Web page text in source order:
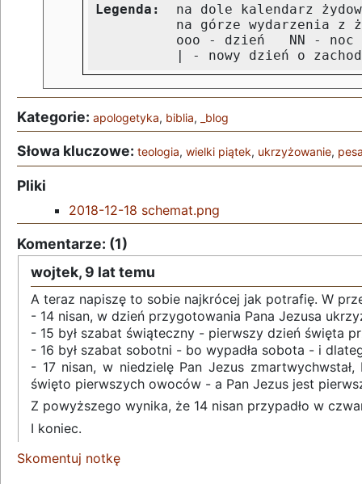
Legenda:
na dole kalendarz
na górze wydarzenia z
ooo ‑ dzień   NN ‑ noc
| ‑ nowy dzień o
Kategorie: apologetyka, biblia, _blog
Słowa kluczowe: teologia, wielki piątek, ukrzyżowanie,
Pliki
2018-12-18 schemat.png
Komentarze: (1)
wojtek, 9 lat temu
A teraz napiszę to sobie najkrócej jak potrafię. W
- 14 nisan, w dzień przygotowania Pana Jezusa
- 15 był szabat świąteczny - pierwszy dzień święta
- 16 był szabat sobotni - bo wypadła sobota - i
- 17 nisan, w niedzielę Pan Jezus
święto pierwszych owoców - a Pan Jezus jest
Z powyższego wynika, że 14 nisan przypadło w
I koniec.
Skomentuj notkę